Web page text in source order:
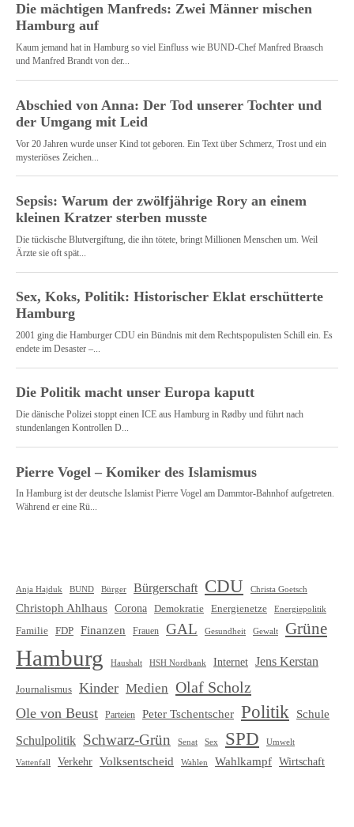
Anja Hajduk BUND Bürger Bürgerschaft CDU Christa Goetsch
Christoph Ahlhaus Corona Demokratie Energienetze Energiepolitik
Familie FDP Finanzen Frauen GAL Gesundheit Gewalt Grüne
Hamburg Haushalt HSH Nordbank Internet Jens Kerstan
Journalismus Kinder Medien Olaf Scholz
Ole von Beust Parteien Peter Tschentscher Politik Schule
Schulpolitik Schwarz-Grün Senat Sex SPD Umwelt
Vattenfall Verkehr Volksentscheid Wahlen Wahlkampf Wirtschaft